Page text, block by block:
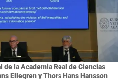
de la Academia Real de Ciencias
Ellegren y Thors Hans Hansson